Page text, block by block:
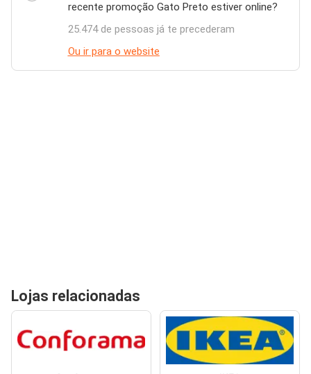
recente promoção Gato Preto estiver online?
25.474 de pessoas já te precederam
Ou ir para o website
Lojas relacionadas